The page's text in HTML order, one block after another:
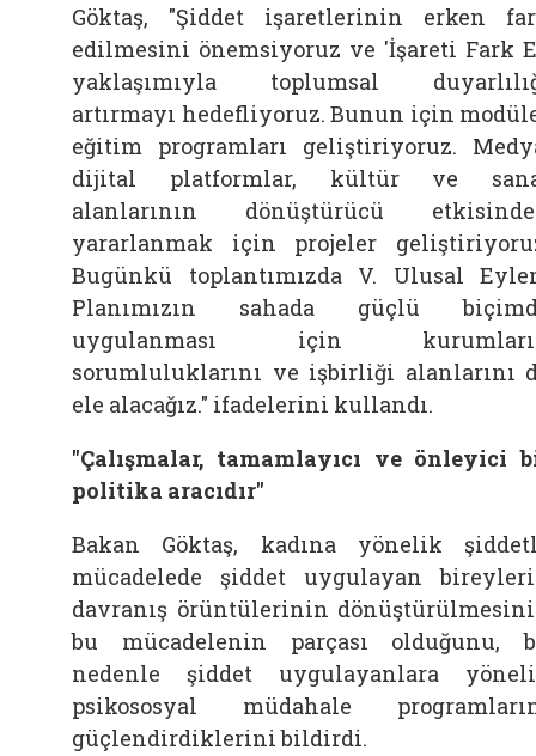
Göktaş, "Şiddet işaretlerinin erken
edilmesini önemsiyoruz ve 'İşareti Fark
yaklaşımıyla toplumsal
artırmayı hedefliyoruz. Bunun için
eğitim programları geliştiriyoruz.
dijital platformlar, kültür ve
alanlarının dönüştürücü
yararlanmak için projeler
Bugünkü toplantımızda V. Ulusal
Planımızın sahada güçlü
uygulanması için
sorumluluklarını ve işbirliği alanlarını
ele alacağız." ifadelerini kullandı.
"Çalışmalar, tamamlayıcı ve önleyici
politika aracıdır"
Bakan Göktaş, kadına yönelik
mücadelede şiddet uygulayan
davranış örüntülerinin
bu mücadelenin parçası olduğunu,
nedenle şiddet uygulayanlara
psikososyal müdahale
güçlendirdiklerini bildirdi.